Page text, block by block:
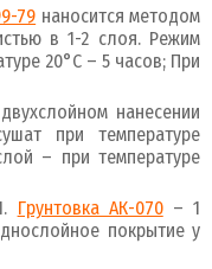
79 наносится методом
в 1-2 слоя. Режим
20°С – 5 часов; При
нанесении
при температуре
– при температуре
Грунтовка АК-070– 1
покрытие у